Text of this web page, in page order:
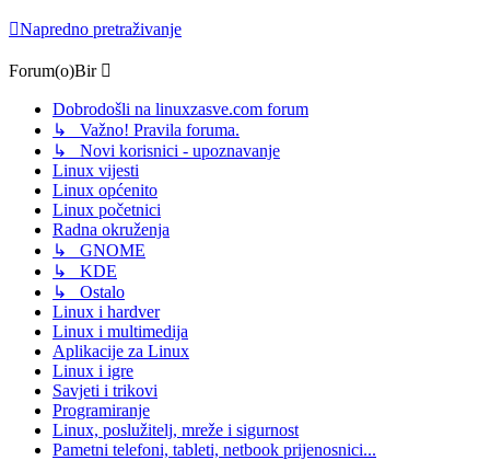
Napredno pretraživanje
Forum(o)Bir
Dobrodošli na linuxzasve.com forum
↳ Važno! Pravila foruma.
↳ Novi korisnici - upoznavanje
Linux vijesti
Linux općenito
Linux početnici
Radna okruženja
↳ GNOME
↳ KDE
↳ Ostalo
Linux i hardver
Linux i multimedija
Aplikacije za Linux
Linux i igre
Savjeti i trikovi
Programiranje
Linux, poslužitelj, mreže i sigurnost
Pametni telefoni, tableti, netbook prijenosnici...